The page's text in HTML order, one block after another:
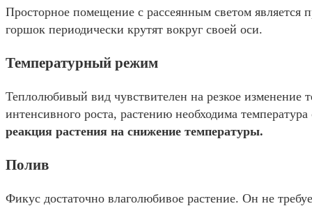
Просторное помещение с рассеянным светом
горшок периодически крутят вокруг своей оси.
Температурный режим
Теплолюбивый вид чувствителен на резкое
интенсивного роста, растению необходима
реакция растения на снижение температуры.
Полив
Фикус достаточно влаголюбивое растение. Он не